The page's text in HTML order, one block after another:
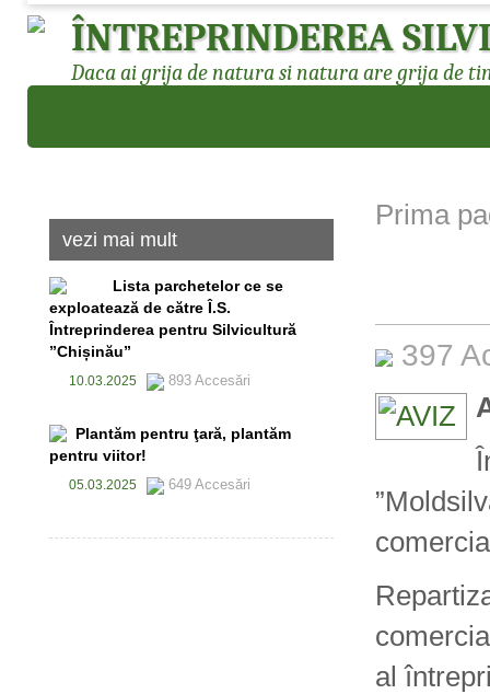
ÎNTREPRINDEREA
Daca ai grija de natura si natura are grija de
vezi mai mult
Lista parchetelor ce se
exploatează de către Î.S.
Întreprinderea pentru Silvicultură
”Chișinău”
10.03.2025 893 Accesări
Plantăm pentru ţară, plantăm
pentru viitor!
05.03.2025 649 Accesări
Prima
397
al